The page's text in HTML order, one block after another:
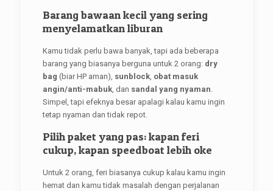
Barang bawaan kecil yang sering
menyelamatkan liburan
Kamu tidak perlu bawa banyak, tapi ada beberapa
barang yang biasanya berguna untuk 2 orang: dry
bag (biar HP aman), sunblock, obat masuk
angin/anti-mabuk, dan sandal yang nyaman.
Simpel, tapi efeknya besar apalagi kalau kamu ingin
tetap nyaman dan tidak repot.
Pilih paket yang pas: kapan feri
cukup, kapan speedboat lebih oke
Untuk 2 orang, feri biasanya cukup kalau kamu ingin
hemat dan kamu tidak masalah dengan perjalanan